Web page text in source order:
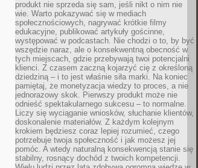
produkt nie sprzeda się sam, jeśli nikt o nim nie
wie. Warto pokazywać się w mediach
społecznościowych, nagrywać krótkie filmy
edukacyjne, publikować artykuły gościnne,
występować w podcastach. Nie chodzi o to, by być
wszędzie naraz, ale o konsekwentną obecność w
tych miejscach, gdzie przebywają twoi potencjalni
klienci. Z czasem zaczną kojarzyć cię z określoną
dziedziną – i to jest właśnie siła marki. Na koniec
pamiętaj, że monetyzacja wiedzy to proces, a nie
jednorazowy skok. Pierwszy produkt może nie
odnieść spektakularnego sukcesu – to normalne.
Liczy się wyciąganie wniosków, słuchanie klientów,
doskonalenie materiałów. Z każdym kolejnym
krokiem będziesz coraz lepiej rozumieć, czego
potrzebuje twoja społeczność i jak możesz jej
pomóc. A wtedy naturalną konsekwencją stanie się
stabilny, rosnący dochód z twoich kompetencji.